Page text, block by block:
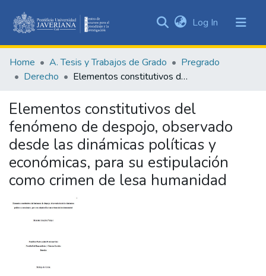
&
Collections
Statistics
Log In (current)
Home A. Tesis y Trabajos de Grado
Pregrado
Derecho
Elementos constitutivos del fenómeno de despojo, observado desde las dinámicas políticas y económicas, para su estipulación como crimen de lesa humanidad
Elementos constitutivos del
fenómeno de despojo, observado
desde las dinámicas políticas y
económicas, para su estipulación
como crimen de lesa humanidad